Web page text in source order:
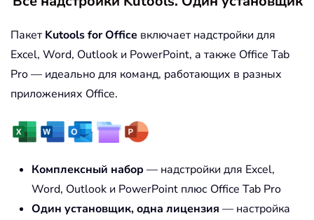
Пакет Kutools for Office включает надстройки для
Excel, Word, Outlook и PowerPoint, а также Office Tab
Pro — идеально для команд, работающих в разных
приложениях Office.
Комплексный набор — надстройки для Excel,
Word, Outlook и PowerPoint плюс Office Tab Pro
Один установщик, одна лицензия — настройка